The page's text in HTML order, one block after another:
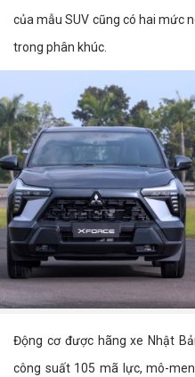
của mẫu SUV cũng có hai mức
trong phân khúc.
Động cơ được hãng xe Nhật
công suất 105 mã lực, mô-